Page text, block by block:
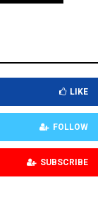
LIKE
FOLLOW
SUBSCRIBE